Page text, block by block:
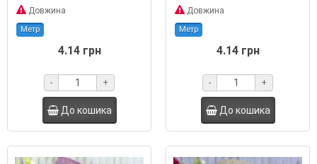
Довжина
Метр
4.14 грн
- +
До кошика
Довжина
Метр
4.14 грн
- +
До кошика